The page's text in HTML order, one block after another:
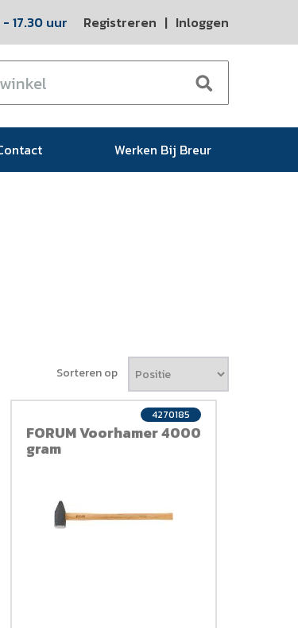
17.30 uur Registreren | Inloggen
Werken Bij Breur
Sorteren op
FORUM Voorhamer 4000
gram
4270185